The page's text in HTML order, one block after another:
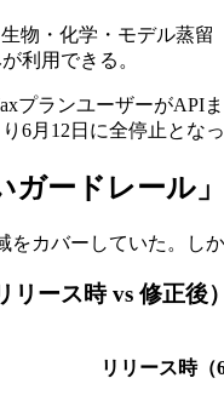
物・化学・モデル蒸
利用できる。
プランユーザーがAPI
6月12日に全停止となっ
ガードレール
をカバーしていた。
ース時 vs 修正後）
リリース時（